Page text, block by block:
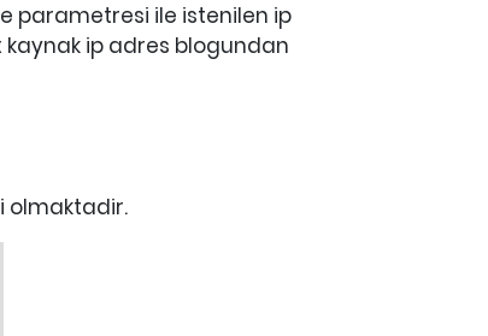
parametresi ile istenilen ip
kaynak ip adres blogundan
olmaktadir.